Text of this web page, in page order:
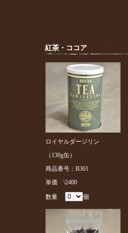
紅茶・ココア
ロイヤルダージリン
（130g缶）
商品番号：B301
単価 \2400
数量 個